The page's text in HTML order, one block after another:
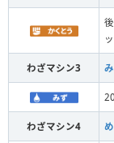
わざマシン3
わざマシン4